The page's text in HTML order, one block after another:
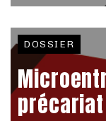
DOSSIER